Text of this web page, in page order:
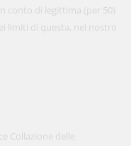
conto di legittima (per 50)
limiti di questa, nel nostro
Collazione delle